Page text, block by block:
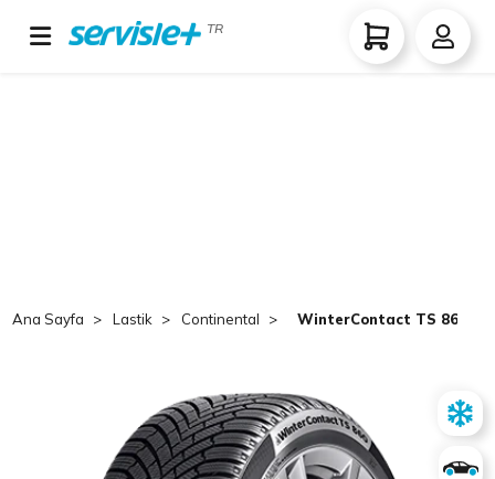
TR
Ana Sayfa Lastik Continental WinterContact TS 860 S